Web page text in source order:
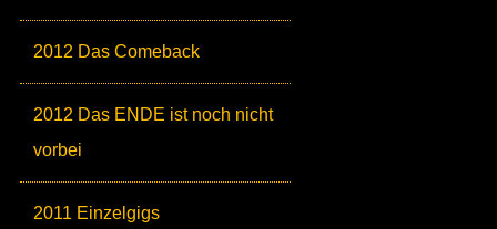
2012 Das Comeback
2012 Das ENDE ist noch nicht
vorbei
2011 Einzelgigs